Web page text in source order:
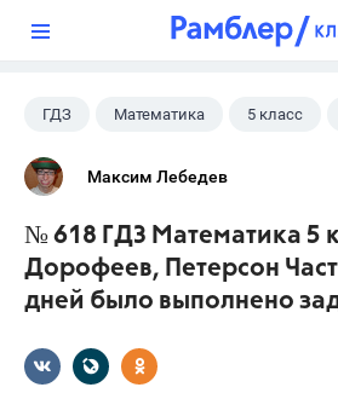
ГДЗ Математика 5 класс
Дорофеев Г. В.
Максим Лебедев
№ 618 ГДЗ Математика 5
Дорофеев, Петерсон
дней было выполнено